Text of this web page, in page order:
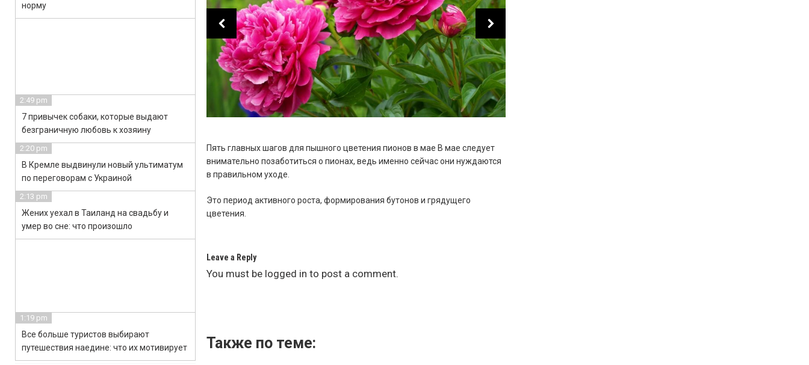
Пять главных шагов для пышного цветения пионов в мае В мае следует
внимательно позаботиться о пионах, ведь именно сейчас они нуждаются
в правильном уходе.
Это период активного роста, формирования бутонов и грядущего
цветения.
Leave a Reply
You must be logged in to post a comment.
Также по теме:
норму
2:49 pm
7 привычек собаки, которые выдают
безграничную любовь к хозяину
2:20 pm
В Кремле выдвинули новый ультиматум
по переговорам с Украиной
2:13 pm
Жених уехал в Таиланд на свадьбу и
умер во сне: что произошло
1:19 pm
Все больше туристов выбирают
путешествия наедине: что их мотивирует